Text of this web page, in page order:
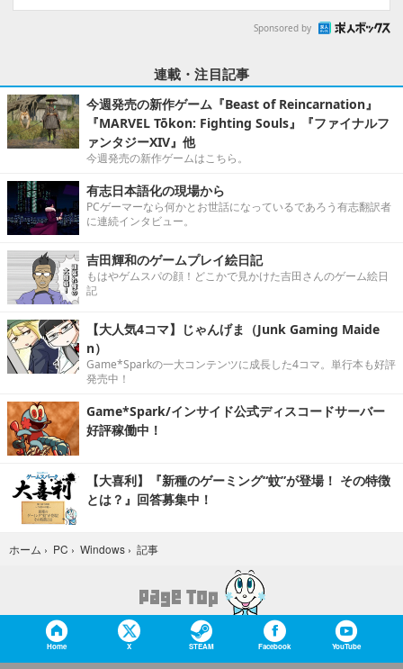
Sponsored by
連載・注目記事
今週発売の新作ゲーム『Beast of Reincarnation』
『MARVEL Tōkon: Fighting Souls』『ファイナルフ
ァンタジーXIV』他
今週発売の新作ゲームはこちら。
有志日本語化の現場から
PCゲーマーなら何かとお世話になっているであろう有志翻訳者
に連続インタビュー。
吉田輝和のゲームプレイ絵日記
もはやゲムスパの顔！どこかで見かけた吉田さんのゲーム絵日
記
【大人気4コマ】じゃんげま（Junk Gaming Maide
n）
Game*Sparkの一大コンテンツに成長した4コマ。単行本も好評
発売中！
Game*Spark/インサイド公式ディスコードサーバー
好評稼働中！
【大喜利】『新種のゲーミング“蚊”が登場！ その特徴
とは？』回答募集中！
ホーム › PC › Windows › 記事
Home X STEAM Facebook YouTube